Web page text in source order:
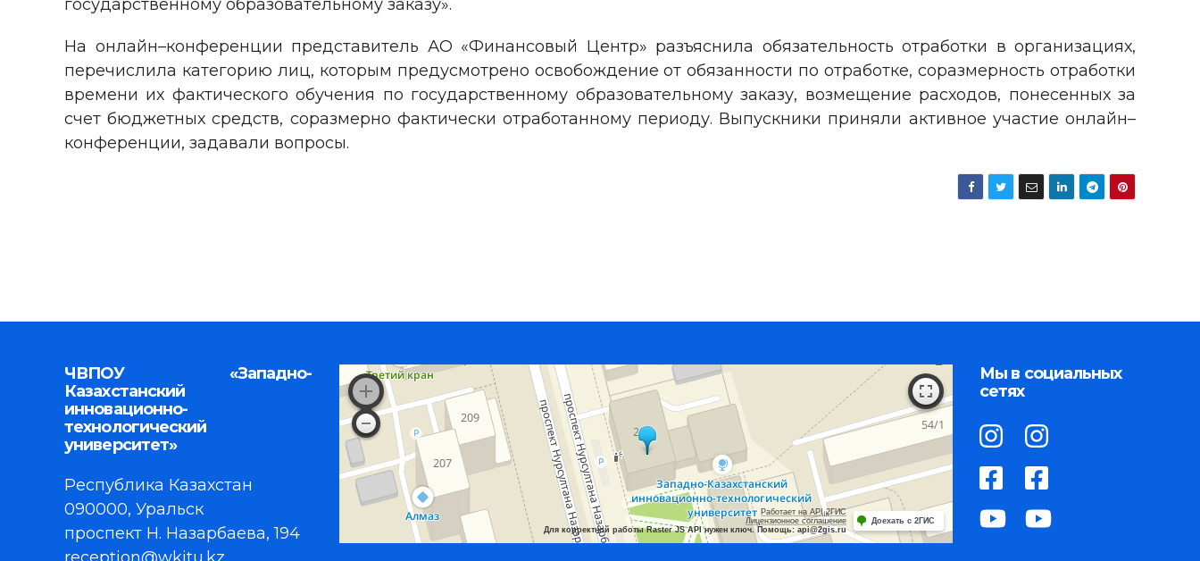
государственному образовательному заказу».
На онлайн–конференции представитель АО «Финансовый Центр» разъяснила обязательность отработки в организациях,
перечислила категорию лиц, которым предусмотрено освобождение от обязанности по отработке, соразмерность отработки
времени их фактического обучения по государственному образовательному заказу, возмещение расходов, понесенных за
счет бюджетных средств, соразмерно фактически отработанному периоду. Выпускники приняли активное участие онлайн–
конференции, задавали вопросы.
ЧВПОУ «Западно-
Казахстанский
инновационно-
технологический
университет»
Республика Казахстан
090000, Уральск
проспект Н. Назарбаева, 194
Работает на API 2ГИС
Лицензионное соглашение
Для корректной работы Raster JS API нужен ключ. Помощь: api@2gis.ru
Доехать с 2ГИС
Мы в социальных
сетях